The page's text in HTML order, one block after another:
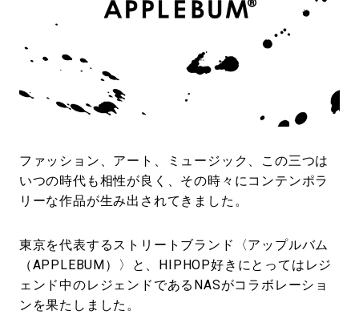
ファッション、アート、ミュージック、この三つは
いつの時代も相性が良く、その時々にコンテンポラ
リーな作品が生み出されてきました。
東京を代表するストリートブランド〈アップルバム
（APPLEBUM）〉と、HIPHOP好きにとってはレジ
ェンド中のレジェンドであるNASがコラボレーショ
ンを果たしました。